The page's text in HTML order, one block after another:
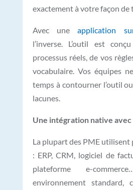
exactement à votre façon de
Avec uneapplication
l’inverse. L’outil est
processus réels, de vos
vocabulaire. Vos équipes
temps à contourner l’outil
lacunes.
Une intégration native
La plupart des PME utilisent
: ERP, CRM, logiciel de
plateforme e-
environnement standard,